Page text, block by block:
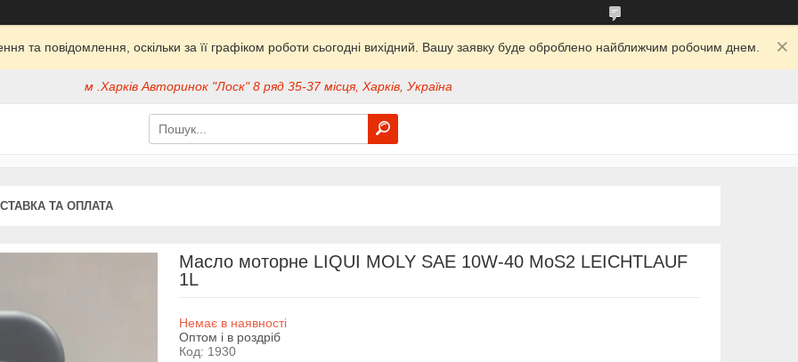
та повідомлення, оскільки за її графіком роботи сьогодні вихідний. Вашу заявку буде оброблено найближчим робочим днем.
м .Харків Авторинок "Лоск" 8 ряд 35-37 місця, Харків, Україна
ТА ОПЛАТА
Масло моторне LIQUI MOLY SAE 10W-40 MoS2 LEICHTLAUF
1L
Немає в наявності
Оптом і в роздріб
Код: 1930